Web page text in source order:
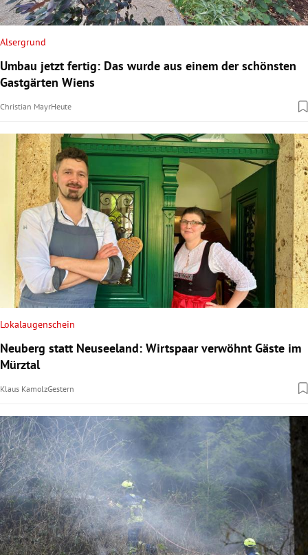
Alsergrund
Umbau jetzt fertig: Das wurde aus einem der schönsten
Gastgärten Wiens
Christian MayrHeute
Lokalaugenschein
Neuberg statt Neuseeland: Wirtspaar verwöhnt Gäste im
Mürztal
Klaus KamolzGestern